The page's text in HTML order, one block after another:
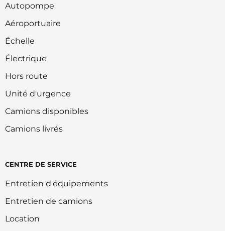
Autopompe
Aéroportuaire
Échelle
Électrique
Hors route
Unité d'urgence
Camions disponibles
Camions livrés
CENTRE DE SERVICE
Entretien d'équipements
Entretien de camions
Location